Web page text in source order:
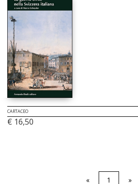
CARTACEO
€ 16,50
« 1 »